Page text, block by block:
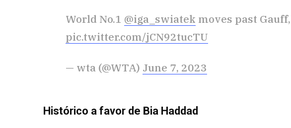
World No.1 @iga_swiatek moves past
pic.twitter.com/jCN92tucTU
— wta (@WTA) June 7, 2023
Histórico a favor de Bia Haddad